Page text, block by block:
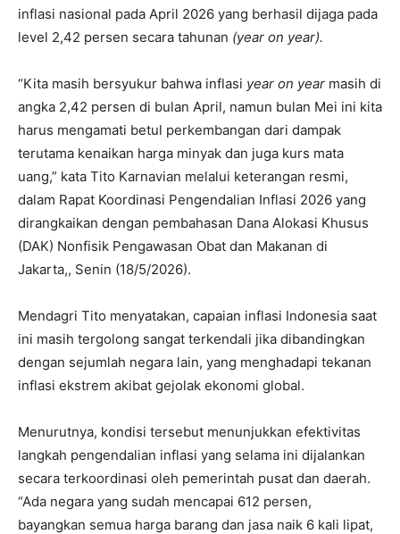
inflasi nasional pada April 2026 yang berhasil dijaga pada
level 2,42 persen secara tahunan (year on year).
“Kita masih bersyukur bahwa inflasi year on year masih di
angka 2,42 persen di bulan April, namun bulan Mei ini kita
harus mengamati betul perkembangan dari dampak
terutama kenaikan harga minyak dan juga kurs mata
uang,” kata Tito Karnavian melalui keterangan resmi,
dalam Rapat Koordinasi Pengendalian Inflasi 2026 yang
dirangkaikan dengan pembahasan Dana Alokasi Khusus
(DAK) Nonfisik Pengawasan Obat dan Makanan di
Jakarta,, Senin (18/5/2026).
Mendagri Tito menyatakan, capaian inflasi Indonesia saat
ini masih tergolong sangat terkendali jika dibandingkan
dengan sejumlah negara lain, yang menghadapi tekanan
inflasi ekstrem akibat gejolak ekonomi global.
Menurutnya, kondisi tersebut menunjukkan efektivitas
langkah pengendalian inflasi yang selama ini dijalankan
secara terkoordinasi oleh pemerintah pusat dan daerah.
“Ada negara yang sudah mencapai 612 persen,
bayangkan semua harga barang dan jasa naik 6 kali lipat,